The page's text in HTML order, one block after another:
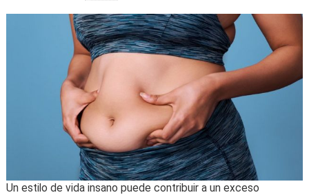
Un estilo de vida insano puede contribuir a un exceso